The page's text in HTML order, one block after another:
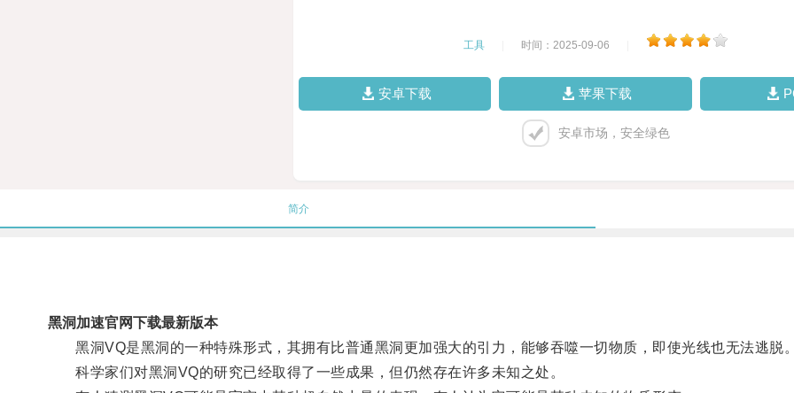
工具 时间：2025-09-06
安卓下载 苹果下载
安卓市场，安全绿色
简介
黑洞加速官网下载最新版本
黑洞VQ是黑洞的一种特殊形式，其拥有比普通黑洞更加强大的引力，能够吞噬一切物质，即使光线也无法逃脱。
科学家们对黑洞VQ的研究已经取得了一些成果，但仍然存在许多未知之处。